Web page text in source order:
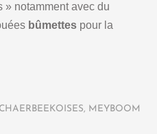
» notamment avec du
bûmettes pour la
MEYBOOM